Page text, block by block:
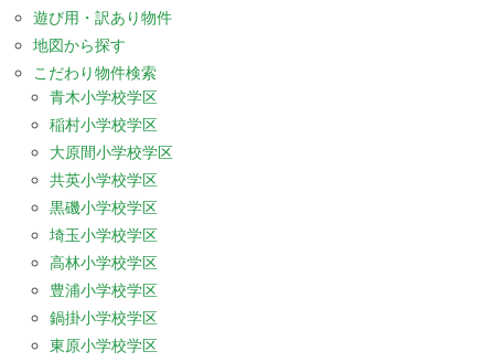
遊び用・訳あり物件
地図から探す
こだわり物件検索
青木小学校学区
稲村小学校学区
大原間小学校学区
共英小学校学区
黒磯小学校学区
埼玉小学校学区
高林小学校学区
豊浦小学校学区
鍋掛小学校学区
東原小学校学区